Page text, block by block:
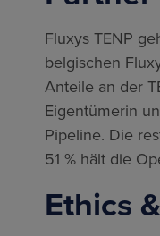
Fluxys TENP
belgischen
Anteile an der
Eigentümerin
Pipeline. Die
51 % hält die
Ethics